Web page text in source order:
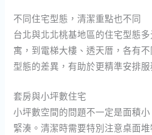
不同住宅型態，清潔重點也不同
台北與北北桃基地區的住宅型態
寓，到電梯大樓、透天厝，各有
型態的差異，有助於更精準安排服
套房與小坪數住宅
小坪數空間的問題不一定是面積
緊湊。清潔時需要特別注意桌面